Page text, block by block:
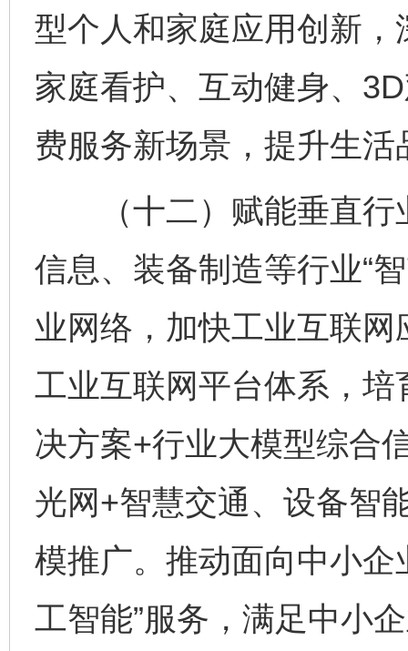
型个人和家庭应用创新
家庭看护、互动健身、
费服务新场景，提升生活
（十二）赋能垂直行
信息、装备制造等行业“
业网络，加快工业互联
工业互联网平台体系，
决方案+行业大模型综合
光网+智慧交通、设备智
模推广。推动面向中小企
工智能”服务，满足中小